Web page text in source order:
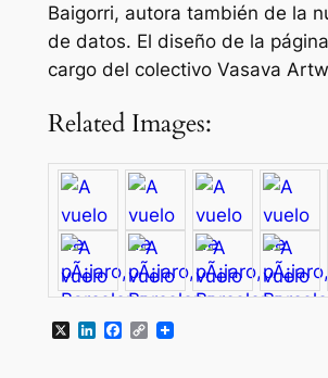
Baigorri, autora también de la
de datos. El diseño de la
cargo del colectivo Vasava
Related Images:
X LinkedIn
Facebook
Copy